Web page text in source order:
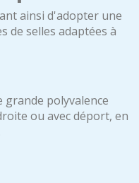
ainsi d'adopter une
de selles adaptées à
polyvalence
ou avec déport, en